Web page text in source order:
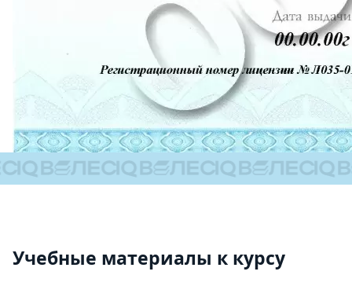
Учебные материалы к курсу